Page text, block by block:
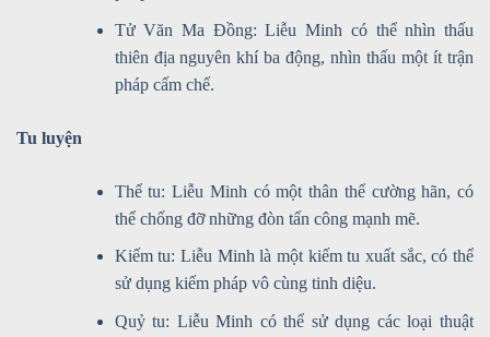
Tử Văn Ma Đồng: Liễu Minh có thể nhìn thấu
thiên địa nguyên khí ba động, nhìn thấu một ít trận
pháp cấm chế.
Tu luyện
Thể tu: Liễu Minh có một thân thể cường hãn, có
thể chống đỡ những đòn tấn công mạnh mẽ.
Kiếm tu: Liễu Minh là một kiếm tu xuất sắc, có thể
sử dụng kiếm pháp vô cùng tinh diệu.
Quỷ tu: Liễu Minh có thể sử dụng các loại thuật